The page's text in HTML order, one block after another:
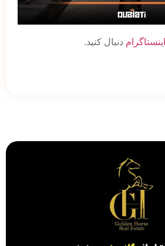
اینستاگرام دنبال کنید.